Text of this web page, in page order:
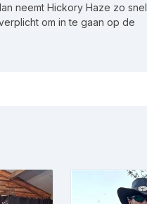
neemt Hickory Haze zo snel
om in te gaan op de